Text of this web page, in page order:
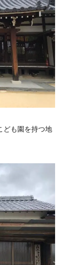
ども園を持つ地